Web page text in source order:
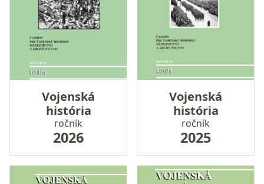
Vojenská
história
ročník
2026
Vojenská
história
ročník
2025